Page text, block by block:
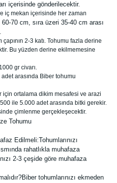
içerisinde gönderilecektir.
iç mekan içerisinde her zaman
70 cm, sıra üzeri 35-40 cm arası
2-3 katı. Tohumu fazla derine
Bu yüzden derine ekilmemesine
gr civarı.
arasında Biber tohumu
ortalama dikim mesafesi ve arazi
ile 5.000 adet arasında bitki gerekir.
çimlenme gerçekleşecektir.
Edilmeli:Tohumlarınızı
rahatlıkla muhafaza
2-3 çeşide göre muhafaza
tohumlarınızı ekmeden